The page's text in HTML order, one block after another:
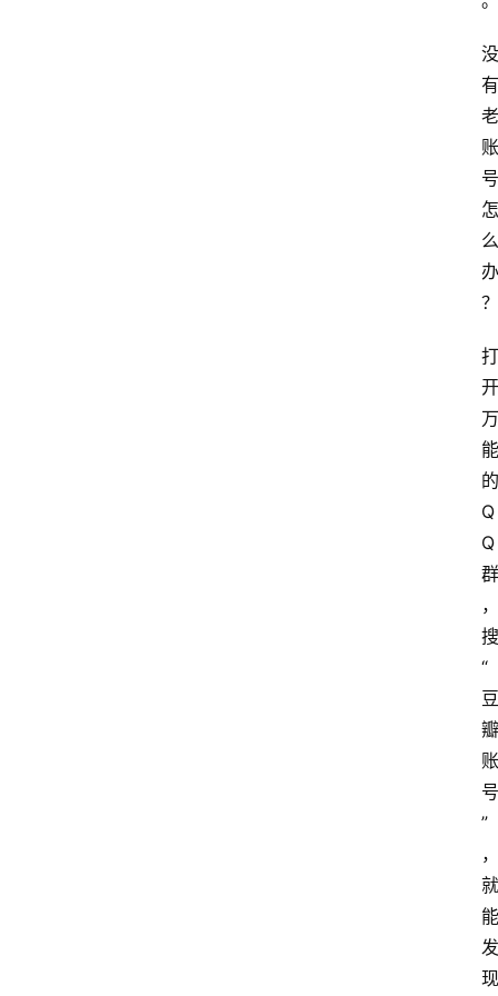
没
有
老
账
号
怎
么
办
？
打
开
万
能
的
Q
Q
群
，
搜
“
豆
瓣
账
号
”
，
就
能
发
现